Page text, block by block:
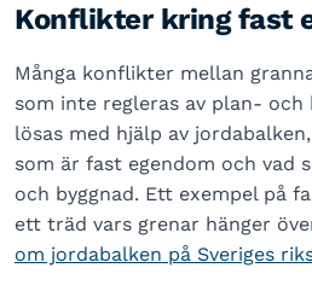
Konflikter kring fast
Många konflikter mellan
som inte regleras av plan- och
lösas med hjälp av
som är fast egendom och vad
och byggnad. Ett exempel på
ett träd vars grenar hänger
om jordabalken på Sveriges